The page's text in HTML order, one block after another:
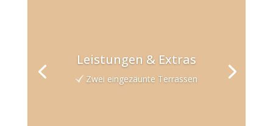
Leistungen & Extras
Zwei eingezäunte Terrassen